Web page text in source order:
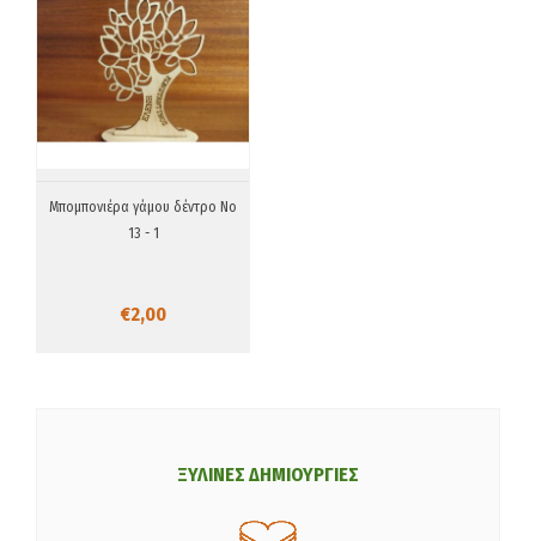
Μπομπονιέρα γάμου δέντρο Νο
13 - 1
€2,00
ΞΥΛΙΝΕΣ ΔΗΜΙΟΥΡΓΙΕΣ